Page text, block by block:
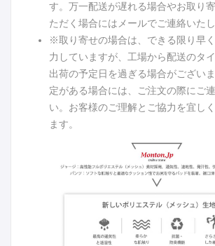
す。万一配送が遅れる場合やお取り
ただく場合にはメールでご連絡いたし
※取り寄せの場合は、できる限り早
力していますが、工場から配送のタ
出荷の予定日を過ぎる場合がござい
定がある場合には、ご注文の際にご
い。お客様のご理解とご協力を宜し
ます。